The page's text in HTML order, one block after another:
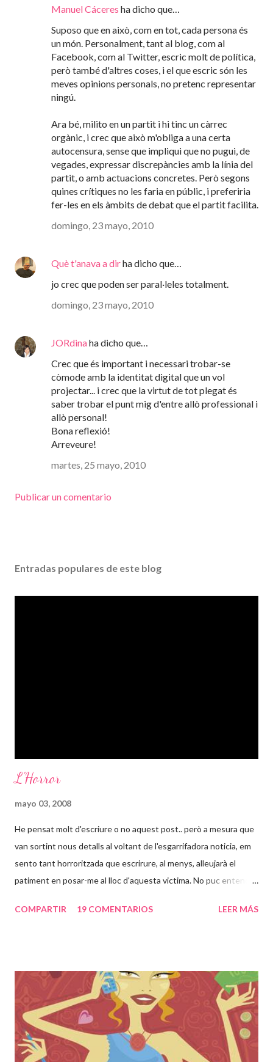
Manuel Cáceres ha dicho que…
Suposo que en això, com en tot, cada persona és
un món. Personalment, tant al blog, com al
Facebook, com al Twitter, escric molt de política,
però també d'altres coses, i el que escric són les
meves opinions personals, no pretenc representar
ningú.
Ara bé, milito en un partit i hi tinc un càrrec
orgànic, i crec que això m'obliga a una certa
autocensura, sense que impliqui que no pugui, de
vegades, expressar discrepàncies amb la línia del
partit, o amb actuacions concretes. Però segons
quines crítiques no les faria en públic, i preferiria
fer-les en els àmbits de debat que el partit facilita.
domingo, 23 mayo, 2010
Què t'anava a dirha dicho que…
jo crec que poden ser paral·leles totalment.
domingo, 23 mayo, 2010
JORdinaha dicho que…
Crec que és important i necessari trobar-se
còmode amb la identitat digital que un vol
projectar... i crec que la virtut de tot plegat és
saber trobar el punt mig d'entre allò professional i
allò personal!
Bona reflexió!
Arreveure!
martes, 25 mayo, 2010
Publicar un comentario
Entradas populares de este blog
L'Horror
mayo 03, 2008
He pensat molt d'escriure o no aquest post.. però a mesura que
van sortint nous detalls al voltant de l'esgarrifadora noticia, em
sento tant horroritzada que escrirure, al menys, alleujarà el
patiment en posar-me al lloc d'aquesta victima. No puc entendre
tinc 31, això voldria dir casi tota la meva vida. És increible que
embarassos, jo que només he passat un i tractada com una
reina, com pot haver estat esta noia set cops embarassada des
dels 24 anys, haver parit set cops en aquella habitació i tenir uns
nens que no han vist la llum del dia. Nou dels vint-i-quatre anys
tancada els va passar en una única "habitació"... no em puc
COMPARTIR 19 COMENTARIOS LEER MÁS